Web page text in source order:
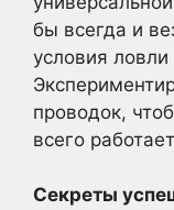
бы всегда и
условия
проводок,
всего
Секреты